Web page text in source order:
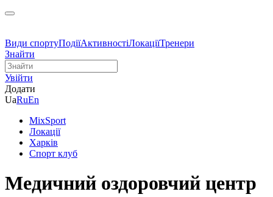
Види спортуПодіїАктивностіЛокаціїТренери
Знайти
Увійти
Додати
UaRuEn
MixSport
Локації
Харків
Спорт клуб
Медичний оздоровчий центр